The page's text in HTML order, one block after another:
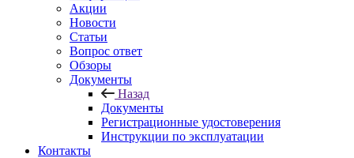
Акции
Новости
Статьи
Вопрос ответ
Обзоры
Документы
Назад
Документы
Регистрационные удостоверения
Инструкции по эксплуатации
Контакты